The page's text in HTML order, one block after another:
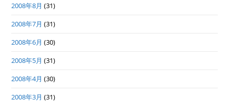
2008年8月 (31)
2008年7月 (31)
2008年6月 (30)
2008年5月 (31)
2008年4月 (30)
2008年3月 (31)